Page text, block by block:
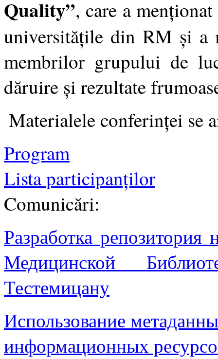
Quality”, care a
universitățile din RM și a
membrilor grupului de
dăruire și rezultate
Materialele conferinței se
Program
Lista participanților
Comunicări:
Разработка
Медицинской
Тестемицану
Использование
информационных